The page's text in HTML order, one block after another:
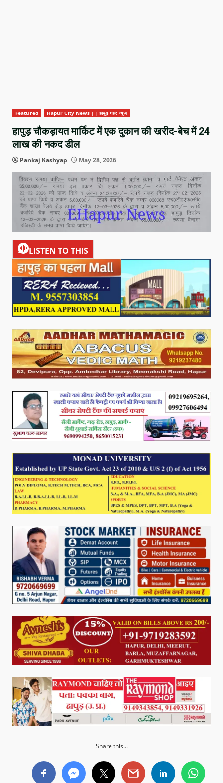
Featured Hapur City News || हापुड़ शहर न्यूज़
हापुड़ चौकड़ायत मार्किट में एक दुकान की खरीद-बेच में 24
लाख की नकद डील
Pankaj Kashyap May 28, 2026
LISTEN TO THIS
Share this...